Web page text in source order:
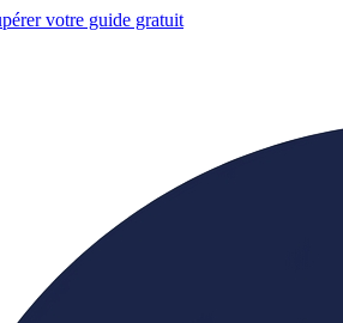
votre guide gratuit